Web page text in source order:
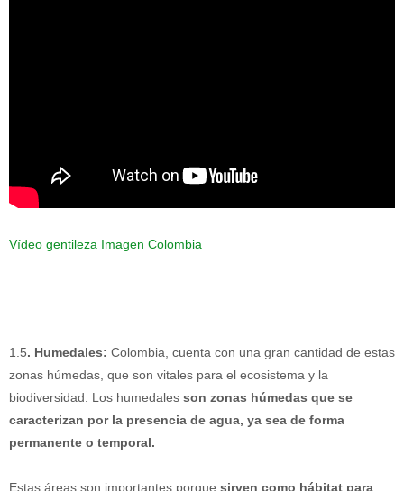
Vídeo gentileza Imagen Colombia
1.5. Humedales: Colombia, cuenta con una gran cantidad de estas
zonas húmedas, que son vitales para el ecosistema y la
biodiversidad. Los humedales son zonas húmedas que se
caracterizan por la presencia de agua, ya sea de forma
permanente o temporal.
Estas áreas son importantes porque sirven como hábitat para